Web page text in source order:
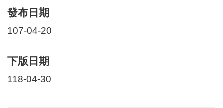
發布日期
107-04-20
下版日期
118-04-30